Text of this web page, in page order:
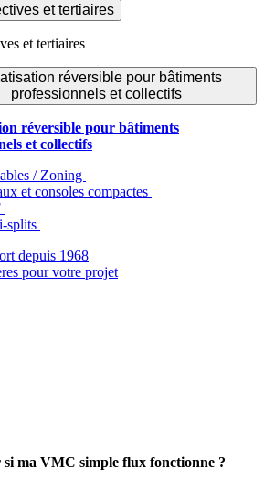
et tertiaires
et tertiaires
réversible pour bâtiments
professionnels et collectifs
réversible pour bâtiments
et collectifs
/ Zoning
et consoles compactes
splits
depuis 1968
pour votre projet
si ma VMC simple flux fonctionne ?